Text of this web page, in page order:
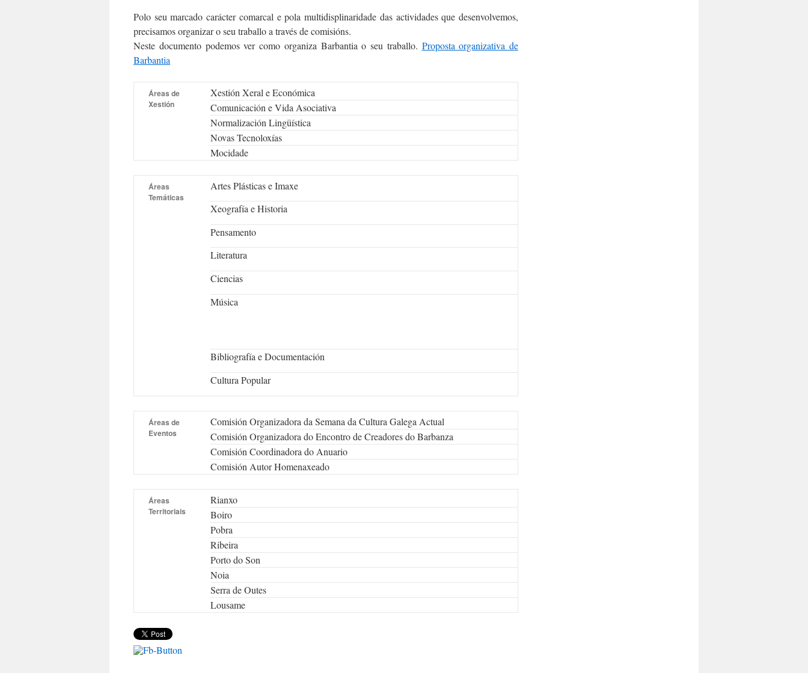
Polo seu marcado carácter comarcal e pola multidisplinaridade das actividades que desenvolvemos,
precisamos organizar o seu traballo a través de comisións.
Neste documento podemos ver como organiza Barbantia o seu traballo. Proposta organizativa de
Barbantia
Áreas de
Xestión
Xestión Xeral e Económica
Comunicación e Vida Asociativa
Normalización Lingüística
Novas Tecnoloxías
Mocidade
Áreas
Temáticas
Artes Plásticas e Imaxe
Xeografí­a e Historia
Pensamento
Literatura
Ciencias
Música
Bibliografía e Documentación
Cultura Popular
Áreas de
Eventos
Comisión Organizadora da Semana da Cultura Galega Actual
Comisión Organizadora do Encontro de Creadores do Barbanza
Comisión Coordinadora do Anuario
Comisión Autor Homenaxeado
Áreas
Territoriais
Rianxo
Boiro
Pobra
Ribeira
Porto do Son
Noia
Serra de Outes
Lousame